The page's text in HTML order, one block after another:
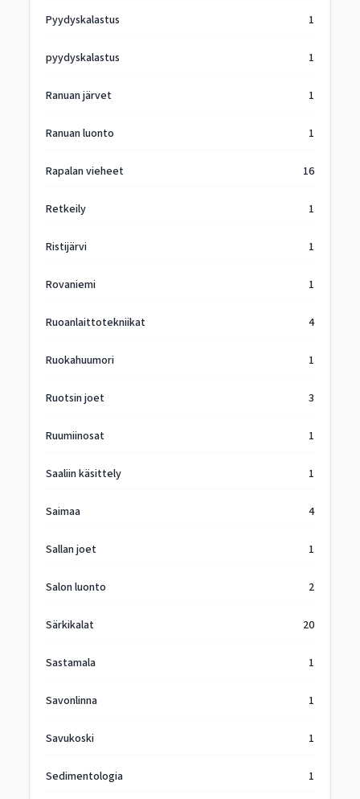
Pyydyskalastus 1
pyydyskalastus 1
Ranuan järvet 1
Ranuan luonto 1
Rapalan vieheet 16
Retkeily 1
Ristijärvi 1
Rovaniemi 1
Ruoanlaittotekniikat 4
Ruokahuumori 1
Ruotsin joet 3
Ruumiinosat 1
Saaliin käsittely 1
Saimaa 4
Sallan joet 1
Salon luonto 2
Särkikalat 20
Sastamala 1
Savonlinna 1
Savukoski 1
Sedimentologia 1